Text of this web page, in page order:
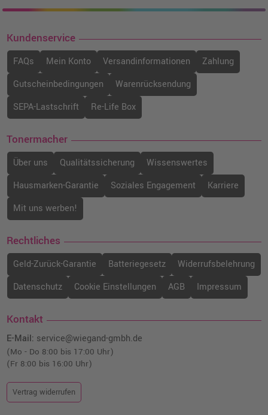
Kundenservice
FAQs Mein Konto Versandinformationen
Zahlung
Gutscheinbedingungen
Warenrücksendung
SEPA-Lastschrift
Re-Life Box
Tonermacher
Über uns Qualitätssicherung
Wissenswertes
Hausmarken-Garantie
Soziales Engagement
Karriere
Mit uns werben!
Rechtliches
Geld-Zurück-Garantie Batteriegesetz
Widerrufsbelehrung
Datenschutz
Cookie Einstellungen AGB Impressum
Kontakt
E-Mail: service@wiegand-gmbh.de
(Mo - Do 8:00 bis 17:00 Uhr)
(Fr 8:00 bis 16:00 Uhr)
Vertrag widerrufen